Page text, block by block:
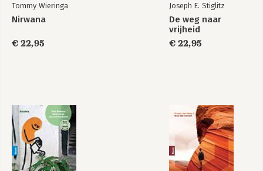
Tommy Wieringa
Nirwana
€ 22,95
Joseph E. Stiglitz
De weg naar
vrijheid
€ 22,95